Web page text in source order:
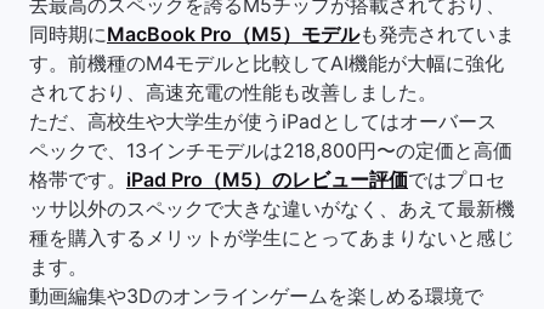
同時期にMacBook Pro（M5）モデルも発売されていま
す。前機種のM4モデルと比較してAI機能が大幅に強化
されており、高速充電の性能も改善しました。
ただ、高校生や大学生が使うiPadとしてはオーバース
ペックで、13インチモデルは218,800円〜の定価と高価
格帯です。 iPad Pro（M5）のレビュー評価ではプロセ
ッサ以外のスペックで大きな違いがなく、あえて最新機
種を購入するメリットが学生にとってあまりないと感じ
ます。
動画編集や3Dのオンラインゲームを楽しめる環境で